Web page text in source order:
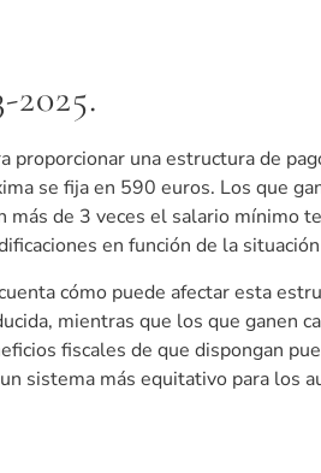
2025.
proporcionar una estructura de
se fija en 590 euros. Los que
de 3 veces el salario mínimo
en función de la
cómo puede afectar esta
mientras que los que ganen
fiscales de que dispongan
sistema más equitativo para los